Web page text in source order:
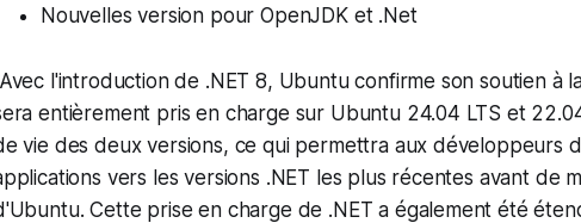
Nouvelles version pour OpenJDK et .Net
l'introduction de .NET 8, Ubuntu confirme son soutien à
entièrement pris en charge sur Ubuntu 24.04 LTS et
vie des deux versions, ce qui permettra aux développeurs
vers les versions .NET les plus récentes avant de
Cette prise en charge de .NET a également été